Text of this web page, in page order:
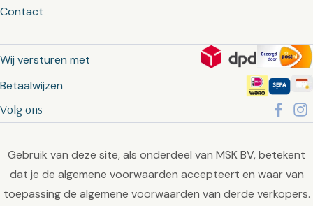
Contact
Wij versturen met
Betaalwijzen
Volg ons
Gebruik van deze site, als onderdeel van MSK BV, betekent
dat je de algemene voorwaarden accepteert en waar van
toepassing de algemene voorwaarden van derde verkopers.